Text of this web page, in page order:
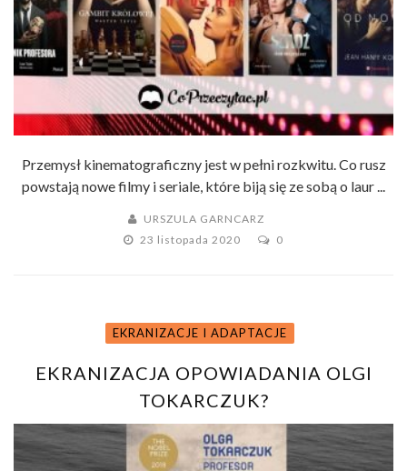
Przemysł kinematograficzny jest w pełni rozkwitu. Co rusz
powstają nowe filmy i seriale, które biją się ze sobą o laur ...
URSZULA GARNCARZ
23 listopada 2020
0
EKRANIZACJE I ADAPTACJE
EKRANIZACJA OPOWIADANIA OLGI
TOKARCZUK?